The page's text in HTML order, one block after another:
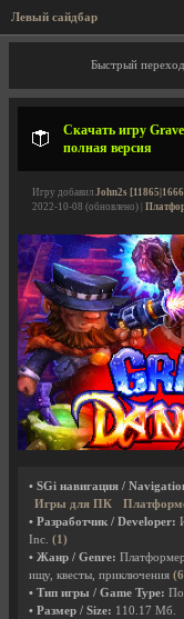
Левый сайдбар
Быстрый
Скачать игру
полная версия
Игру добавил John2s
2022-10-08 (обновлено) |
• SGi навигация /
Игры для ПК
• Разработчик / Developer:
Inc. (1)
• Жанр / Genre:
ищу, квесты, приключения
• Тип игры / Game Type:
• Размер / Size: 110.17 Мб.